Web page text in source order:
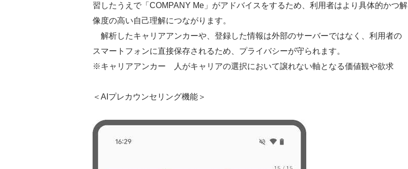
習したうえで「COMPANY Me」がアドバイスをするため、利用者はより具体的かつ解
像度の高い自己理解につながります。
解析したキャリアアンカーや、登録した情報は外部のサーバーではなく、利用者の
スマートフォンに直接保存されるため、プライバシーが守られます。
※キャリアアンカー 人がキャリアの選択において譲れない軸となる価値観や欲求
＜AIプレカウンセリング機能＞